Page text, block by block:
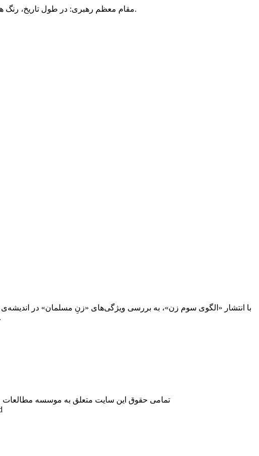
مقام معظم رهبری: در طول تاریخ، رنگ های گوناگون بر سیاست این کشور پهناور سایه افکند؛ اما رنگ ثابت مردم گیلان، رنگ ایمان بود.
آیت‌الله خامنه‌ای و مأموریت مهمِ امروزِ او پرداخت.
تمامی حقوق این سایت متعلق به موسسه مطالعات